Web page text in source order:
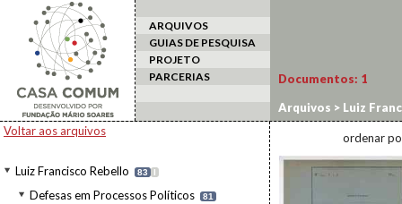
ARQUIVOS
GUIAS DE PESQUISA
PROJETO
PARCERIAS
Voltar aos arquivos
Luiz Francisco Rebello 83 I
Defesas em Processos Políticos 81
Documentos: 1
Arquivos > Luiz
ordenar